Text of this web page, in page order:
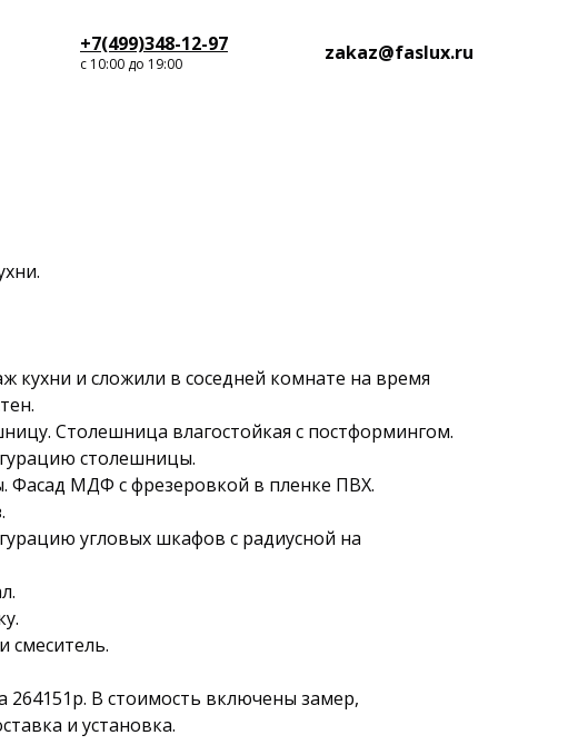
+7(499)348-12-97
с 10:00 до 19:00 zakaz@faslux.ru
кухни и сложили в соседней комнате на время
Столешница влагостойкая с постформингом.
столешницы.
Фасад МДФ с фрезеровкой в пленке ПВХ.
угловых шкафов с радиусной на
смеситель.
264151р. В стоимость включены замер,
и установка.